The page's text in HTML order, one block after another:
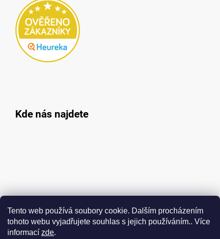
Tento web používá soubory cookie. Dalším procházením
tohoto webu vyjadřujete souhlas s jejich používáním.. Více
informací zde.
Kde nás najdete